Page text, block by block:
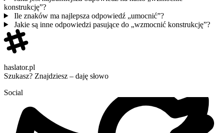
konstrukcję”?
Ile znaków ma najlepsza odpowiedź „umocnić”?
Jakie są inne odpowiedzi pasujące do „wzmocnić konstrukcję”?
haslator.pl
Szukasz? Znajdziesz – daję słowo
Social